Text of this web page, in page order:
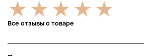
Все отзывы о товаре